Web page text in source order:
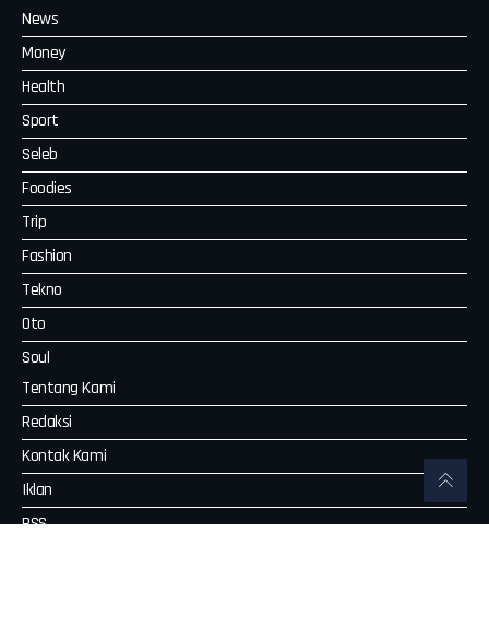
News
Money
Health
Sport
Seleb
Foodies
Trip
Fashion
Tekno
Oto
Soul
Tentang Kami
Redaksi
Kontak Kami
Iklan
RSS